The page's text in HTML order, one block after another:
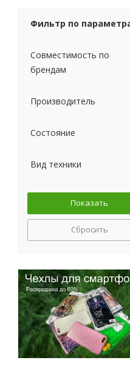
Фильтр по
Совместимость по
брендам
Производитель
Состояние
Вид техники
Сбросить